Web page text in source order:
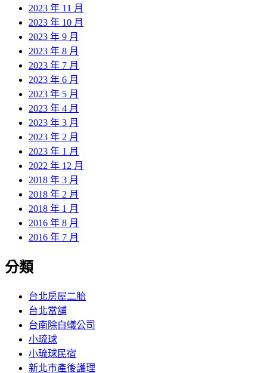
2023 年 11 月
2023 年 10 月
2023 年 9 月
2023 年 8 月
2023 年 7 月
2023 年 6 月
2023 年 5 月
2023 年 4 月
2023 年 3 月
2023 年 2 月
2023 年 1 月
2022 年 12 月
2018 年 3 月
2018 年 2 月
2018 年 1 月
2016 年 8 月
2016 年 7 月
分類
台北房屋二胎
台北當舖
台南除白蟻公司
小琉球
小琉球民宿
新北市產後護理